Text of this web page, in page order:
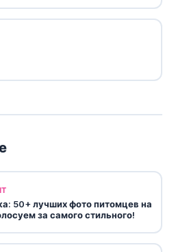
50+ лучших фото питомцев на
за самого стильного!